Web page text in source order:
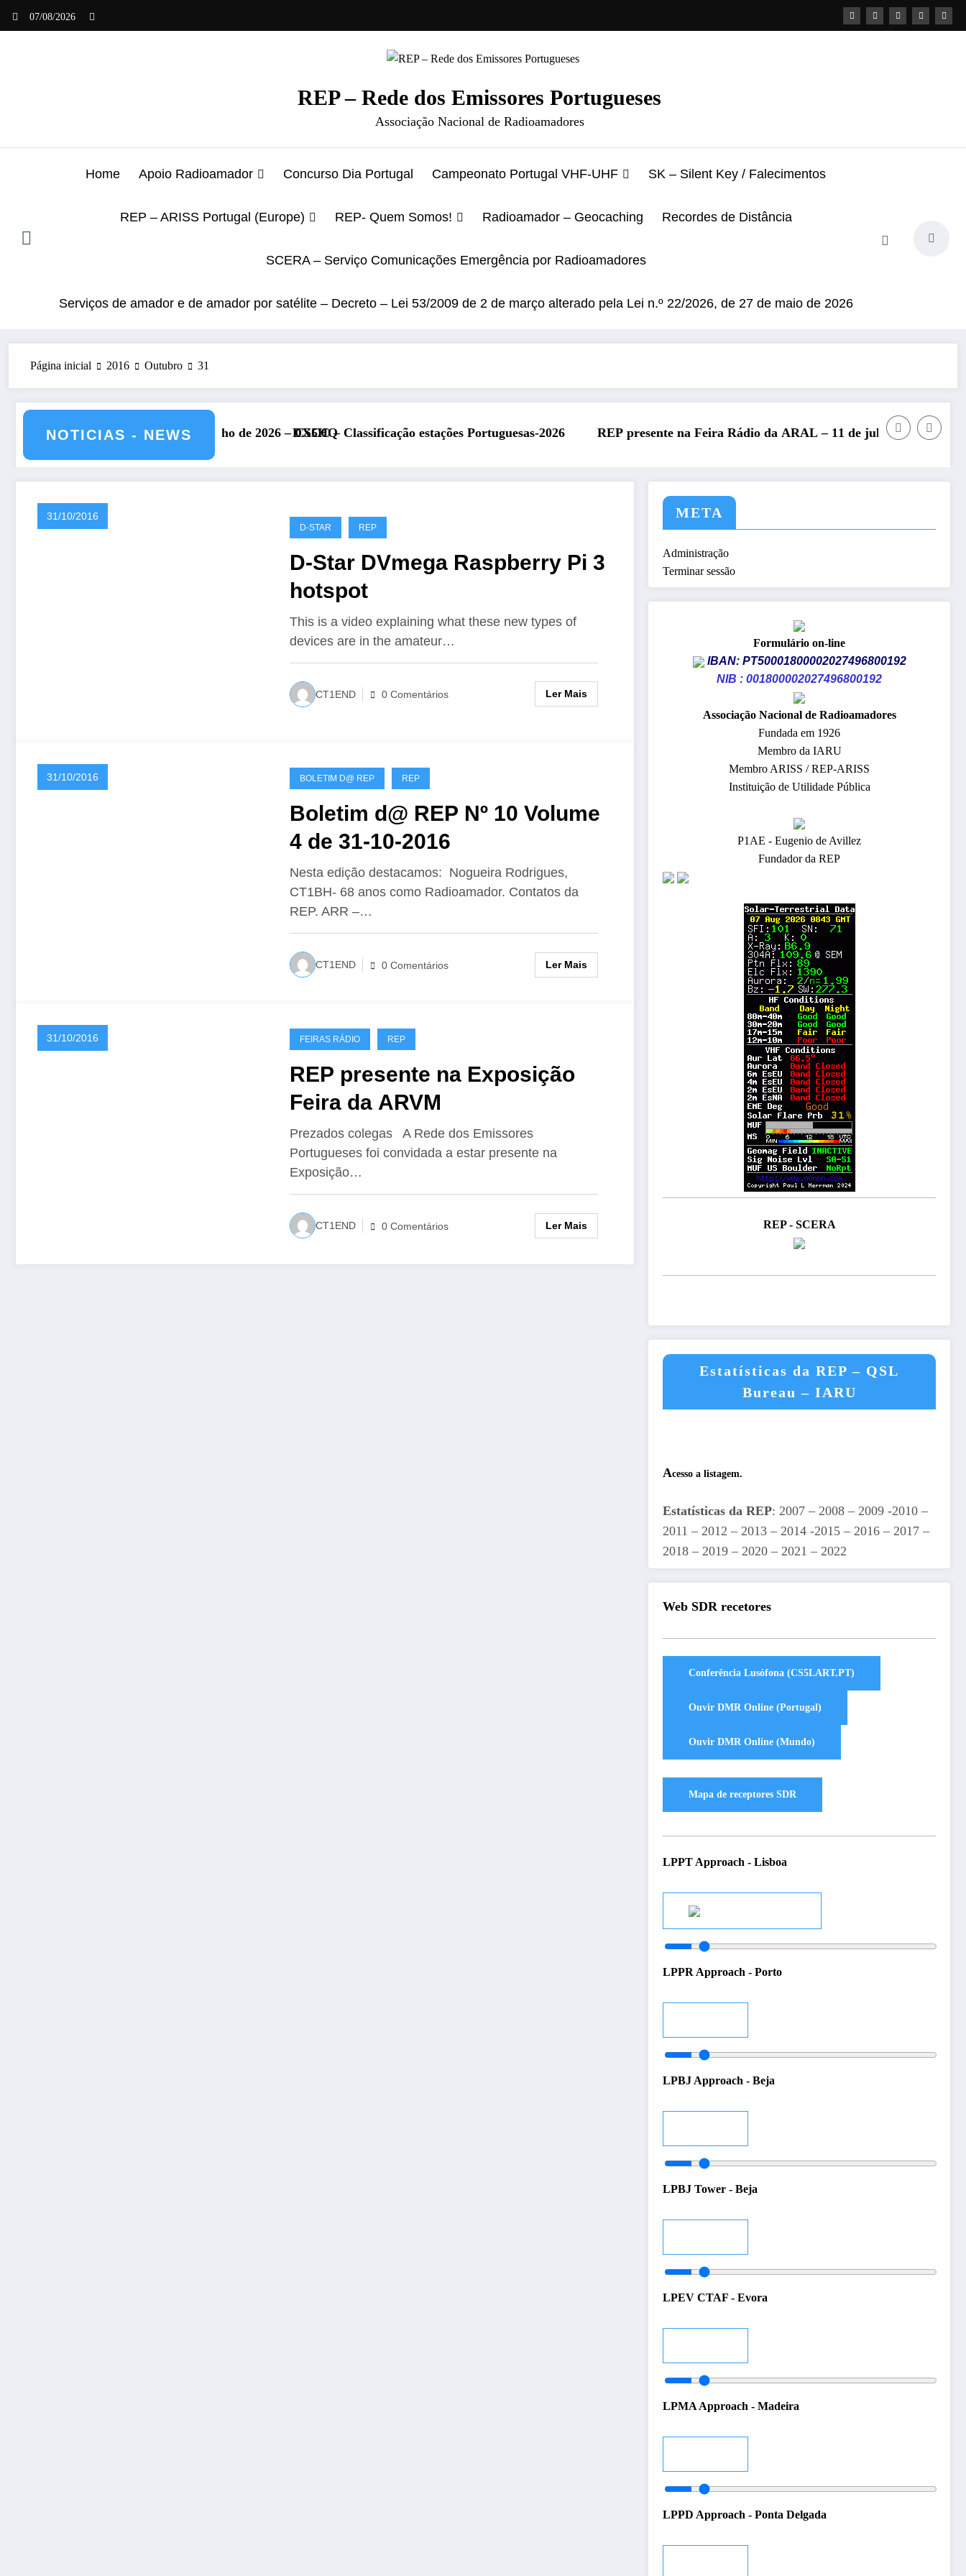
07/08/2026
REP – Rede dos Emissores Portugueses
Associação Nacional de Radioamadores
Home Apoio Radioamador Concurso Dia Portugal Campeonato Portugal VHF-UHF SK – Silent Key / Falecimentos
REP – ARISS Portugal (Europe) REP- Quem Somos! Radioamador – Geocaching Recordes de Distância
SCERA – Serviço Comunicações Emergência por Radioamadores
Serviços de amador e de amador por satélite – Decreto – Lei 53/2009 de 2 de março alterado pela Lei n.º 22/2026, de 27 de maio de 2026
Página inicial 2016 Outubro 31
NOTICIAS - NEWS
de julho de 2026 – CS5HQDXCC – Classificação estações Portuguesas-2026 REP presente na Feira Rádio da ARAL – 11 de julho de 2026REP presente no Encontro Nacional de
31/10/2016
D-STAR REP
D-Star DVmega Raspberry Pi 3
hotspot
This is a video explaining what these new types of
devices are in the amateur…
CT1END 0 Comentários Ler Mais
31/10/2016 BOLETIM D@ REP REP
Boletim d@ REP Nº 10 Volume
4 de 31-10-2016
Nesta edição destacamos: Nogueira Rodrigues,
CT1BH- 68 anos como Radioamador. Contatos da
REP. ARR –…
CT1END 0 Comentários Ler Mais
31/10/2016 FEIRAS RÁDIO REP
REP presente na Exposição
Feira da ARVM
Prezados colegas A Rede dos Emissores
Portugueses foi convidada a estar presente na
Exposição…
CT1END 0 Comentários Ler Mais
META
Administração
Terminar sessão
Formulário on-line
IBAN: PT50001800002027496800192
NIB : 001800002027496800192
​Associação Nacional de Radioamadores
Fundada em 1926
Membro da IARU
Membro ARISS / REP-ARISS
Instituição de Utilidade Pública
P1AE - Eugenio de Avillez
Fundador da REP
REP - SCERA
Estatísticas da REP – QSL
Bureau – IARU
Acesso a listagem.
Estatísticas da REP: 2007 – 2008 – 2009 -2010 –
2011 – 2012 – 2013 – 2014 -2015 – 2016 – 2017 –
2018 – 2019 – 2020 – 2021 – 2022
Web SDR recetores
LPPT Approach - Lisboa
LPPR Approach - Porto
LPBJ Approach - Beja
LPBJ Tower - Beja
LPEV CTAF - Evora
LPMA Approach - Madeira
LPPD Approach - Ponta Delgada